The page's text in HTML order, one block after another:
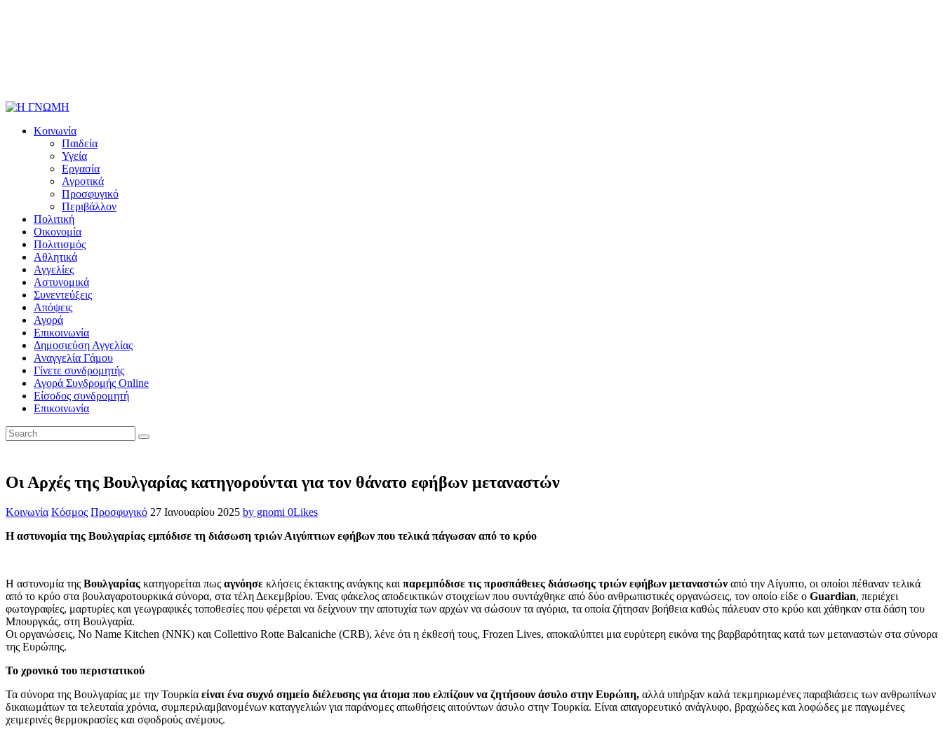
Κοινωνία
Παιδεία
Υγεία
Εργασία
Αγροτικά
Προσφυγικό
Περιβάλλον
Πολιτική
Οικονομία
Πολιτισμός
Αθλητικά
Αγγελίες
Αστυνομικά
Συνεντεύξεις
Απόψεις
Αγορά
Επικοινωνία
Δημοσιεύση Αγγελίας
Αναγγελία Γάμου
Γίνετε συνδρομητής
Αγορά Συνδρομής Online
Είσοδος συνδρομητή
Επικοινωνία
Οι Αρχές της Βουλγαρίας κατηγορούνται για τον θάνατο εφήβων μεταναστών
Κοινωνία Κόσμος Προσφυγικό 27 Ιανουαρίου 2025 by gnomi 0Likes
Η αστυνομία της Βουλγαρίας εμπόδισε τη διάσωση τριών Αιγύπτιων εφήβων που τελικά πάγωσαν από το κρύο
Η αστυνομία της Βουλγαρίας κατηγορείται πως αγνόησε κλήσεις έκτακτης ανάγκης και παρεμπόδισε τις προσπάθειες διάσωσης τριών εφήβων μεταναστών από την Αίγυπτο, οι οποίοι πέθαναν τελικά
από το κρύο στα βουλαγαροτουρκικά σύνορα, στα τέλη Δεκεμβρίου. Ένας φάκελος αποδεικτικών στοιχείων που συντάχθηκε από δύο ανθρωπιστικές οργανώσεις, τον οποίο είδε ο Guardian, περιέχει
φωτογραφίες, μαρτυρίες και γεωγραφικές τοποθεσίες που φέρεται να δείχνουν την αποτυχία των αρχών να σώσουν τα αγόρια, τα οποία ζήτησαν βοήθεια καθώς πάλευαν στο κρύο και χάθηκαν στα δάση του
Μπουργκάς, στη Βουλγαρία.
Οι οργανώσεις, No Name Kitchen (NNK) και Collettivo Rotte Balcaniche (CRB), λένε ότι η έκθεσή τους, Frozen Lives, αποκαλύπτει μια ευρύτερη εικόνα της βαρβαρότητας κατά των μεταναστών στα σύνορα
της Ευρώπης.
Το χρονικό του περιστατικού
Τα σύνορα της Βουλγαρίας με την Τουρκία είναι ένα συχνό σημείο διέλευσης για άτομα που ελπίζουν να ζητήσουν άσυλο στην Ευρώπη, αλλά υπήρξαν καλά τεκμηριωμένες παραβιάσεις των ανθρωπίνων
δικαιωμάτων τα τελευταία χρόνια, συμπεριλαμβανομένων καταγγελιών για παράνομες απωθήσεις αιτούντων άσυλο στην Τουρκία. Είναι απαγορευτικό ανάγλυφο, βραχώδες και λοφώδες με παγωμένες
χειμερινές θερμοκρασίες και σφοδρούς ανέμους.